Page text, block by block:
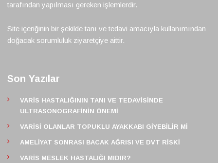
tarafından yapılması gereken işlemlerdir.
Site içeriğinin bir şekilde tanı ve tedavi amacıyla kullanımından
doğacak sorumluluk ziyaretçiye aittir.
Son Yazılar
VARIS HASTALIĞININ TANI VE TEDAVISINDE
ULTRASONOGRAFININ ÖNEMI
VARISI OLANLAR TOPUKLU AYAKKABI GIYEBILIR MI
AMELIYAT SONRASI BACAK AĞRISI VE DVT RISKI
VARIS MESLEK HASTALIĞI MIDIR?